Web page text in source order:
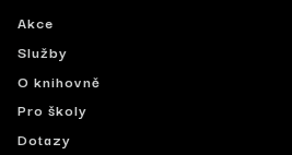
Akce
Služby
O knihovně
Pro školy
Dotazy